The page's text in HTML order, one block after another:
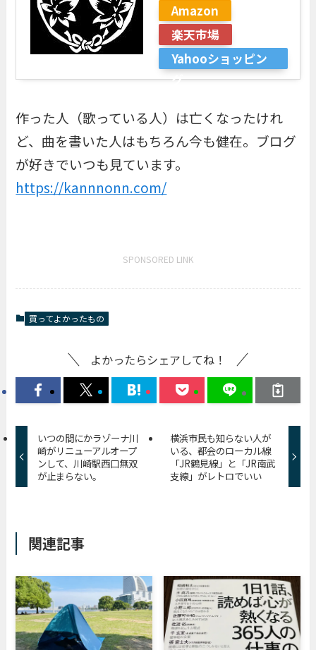
Amazon
楽天市場
Yahooショッピン
グ
作った人（歌っている人）は亡くなったけれ
ど、曲を書いた人はもちろん今も健在。ブログ
が好きでいつも見ています。
https://kannnonn.com/
SPONSORED LINK
買ってよかったもの
よかったらシェアしてね！
いつの間にかラゾーナ川
崎がリニューアルオープ
ンして、川崎駅西口無双
が止まらない。
横浜市民も知らない人が
いる、都会のローカル線
「JR鶴見線」と「JR南武
支線」がレトロでいい
関連記事